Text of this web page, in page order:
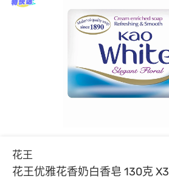
花王
花王优雅花香奶白香皂 130克 X3